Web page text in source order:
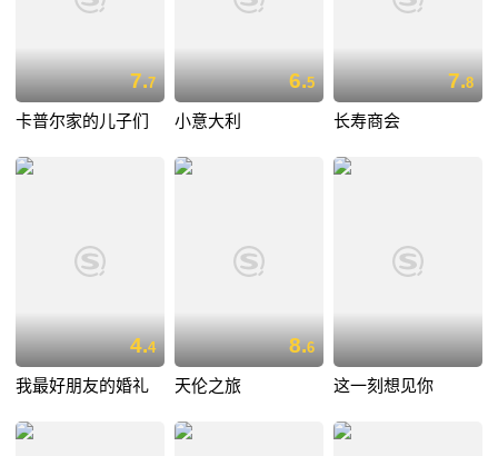
7.7
卡普尔家的儿子们
6.5
小意大利
7.8
长寿商会
4.4
我最好朋友的婚礼
8.6
天伦之旅 这一刻想见你